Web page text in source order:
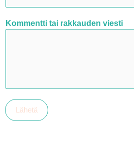
Kommentti tai rakkauden viesti
Lähetä